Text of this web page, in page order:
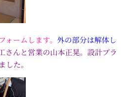
ームします。 外の部分は解体し
さんと営業の山本正晃。設計プラ
した。